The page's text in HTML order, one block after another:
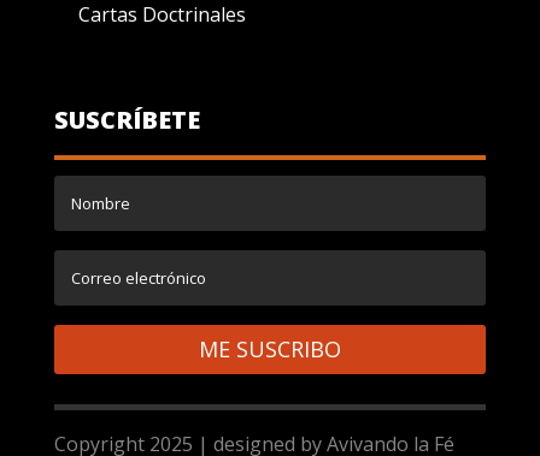
Cartas Doctrinales
SUSCRÍBETE
ME SUSCRIBO
Copyright 2025 | designed by Avivando la Fé